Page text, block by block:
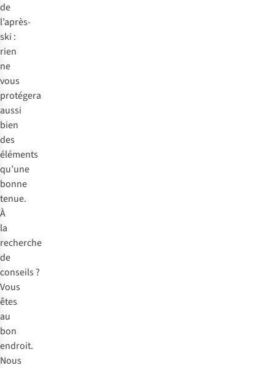
de
l’après-
ski :
rien
ne
vous
protégera
aussi
bien
des
éléments
qu’une
bonne
tenue.
À
la
recherche
de
conseils ?
Vous
êtes
au
bon
endroit.
Nous